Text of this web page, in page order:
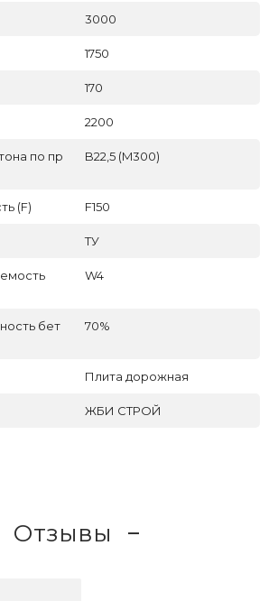
3000
1750
170
2200
по пр
B22,5 (M300)
(F) F150
ТУ
W4
бет
70%
Плита дорожная
ЖБИ СТРОЙ
Отзывы